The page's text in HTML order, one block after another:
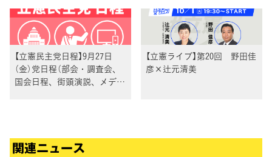
【立憲民主党日程】9月27日
（金）党日程（部会・調査会、
国会日程、街頭演説、メディ
【立憲ライブ】第20回 野田佳
彦×辻元清美
関連ニュース